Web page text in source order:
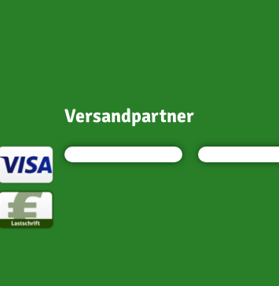
Versandpartner